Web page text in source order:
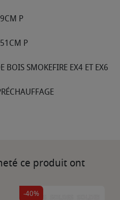
P
P
BOIS SMOKEFIRE EX4 ET EX6
ce produit ont
-40%